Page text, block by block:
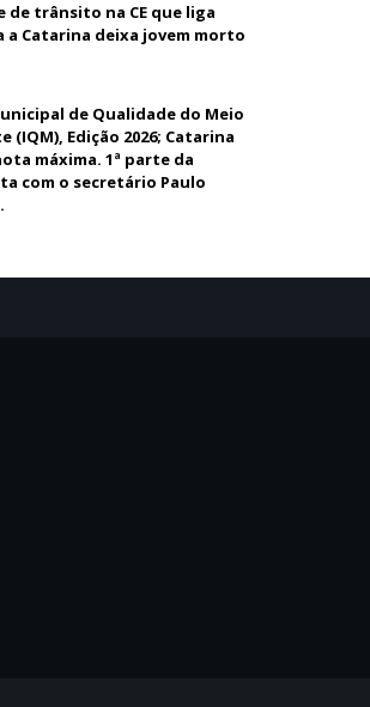
de trânsito na CE que liga
a Catarina deixa jovem morto
de Qualidade do Meio
(IQM), Edição 2026; Catarina
máxima. 1ª parte da
com o secretário Paulo